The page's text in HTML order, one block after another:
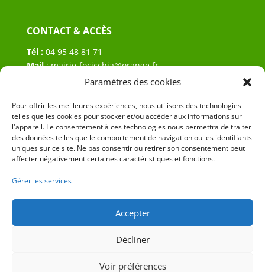
Paramètres des cookies
Pour offrir les meilleures expériences, nous utilisons des technologies
telles que les cookies pour stocker et/ou accéder aux informations sur
l'appareil. Le consentement à ces technologies nous permettra de traiter
des données telles que le comportement de navigation ou les identifiants
uniques sur ce site. Ne pas consentir ou retirer son consentement peut
affecter négativement certaines caractéristiques et fonctions.
Gérer les services
Accepter
Décliner
Voir préférences
CONTACT & ACCÈS
Tél : 04 95 48 81 71
Mail:mairie-focicchia@orange.fr
Hôtel de ville de Focicchia
20212 Focicchia